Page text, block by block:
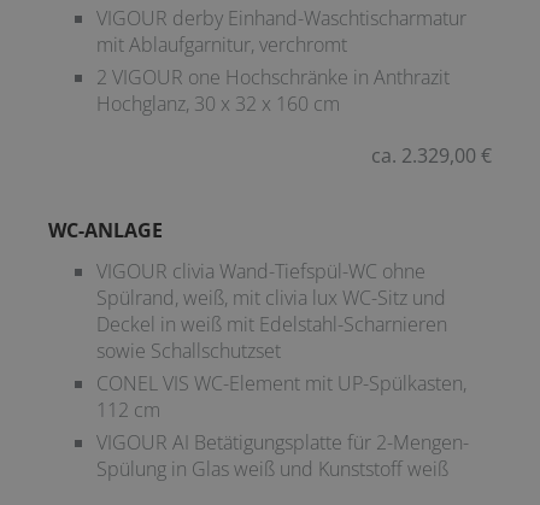
VIGOUR derby Einhand-Waschtischarmatur
mit Ablaufgarnitur, verchromt
2 VIGOUR one Hochschränke in Anthrazit
Hochglanz, 30 x 32 x 160 cm
ca. 2.329,00 €
WC-ANLAGE
VIGOUR clivia Wand-Tiefspül-WC ohne
Spülrand, weiß, mit clivia lux WC-Sitz und
Deckel in weiß mit Edelstahl-Scharnieren
sowie Schallschutzset
CONEL VIS WC-Element mit UP-Spülkasten,
112 cm
VIGOUR AI Betätigungsplatte für 2-Mengen-
Spülung in Glas weiß und Kunststoff weiß